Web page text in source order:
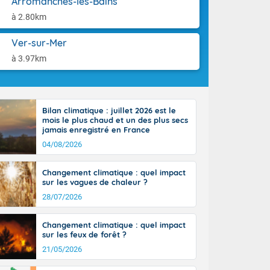
à 2.80km
Ver-sur-Mer
à 3.97km
ensoleillée,
une
le vent
tramontane
elles
et
sur le
Alpes à
terres et 20
Bilan climatique : juillet 2026 est le
mois le plus chaud et un des plus secs
jamais enregistré en France
04/08/2026
Changement climatique : quel impact
sur les vagues de chaleur ?
28/07/2026
Changement climatique : quel impact
sur les feux de forêt ?
21/05/2026